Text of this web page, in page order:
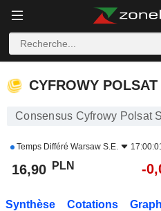
CYFROWY POLSAT S.A.
CYFROWY
Consensus Cyfrowy Polsat
Temps Différé Warsaw S.E.
16,90 PLN -
Synthèse Cotations